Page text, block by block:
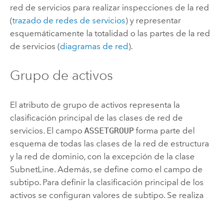
red de servicios para realizar inspecciones de la red
(trazado de redes de servicios) y representar
esquemáticamente la totalidad o las partes de la red
de servicios (diagramas de red).
Grupo de activos
El atributo de grupo de activos representa la
clasificación principal de las clases de red de
servicios. El campo ASSETGROUPforma parte del
esquema de todas las clases de la red de estructura
y la red de dominio, con la excepción de la clase
SubnetLine. Además, se define como el campo de
subtipo. Para definir la clasificación principal de los
activos se configuran valores de subtipo. Se realiza